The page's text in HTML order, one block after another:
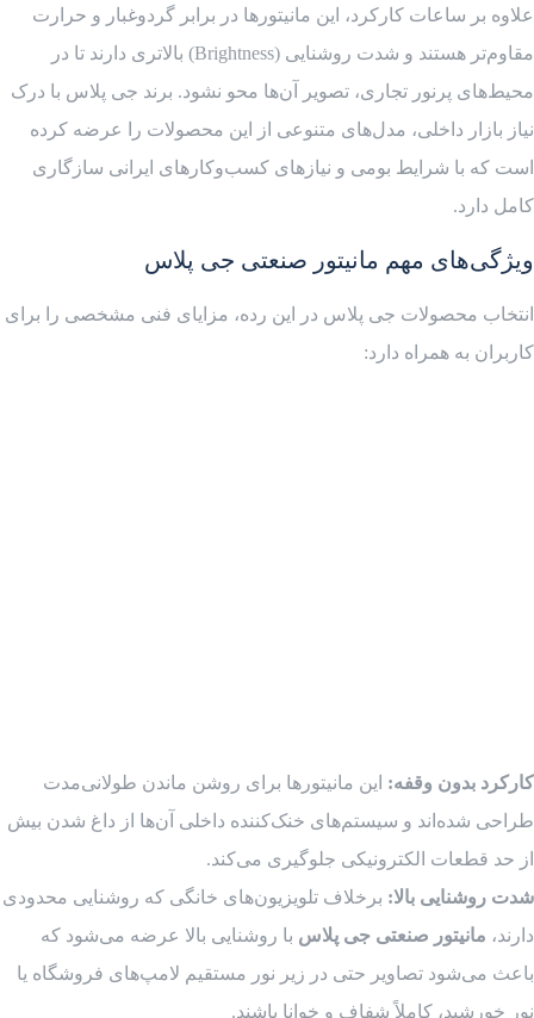
علاوه بر ساعات کارکرد، این مانیتورها در برابر گردوغبار و حرارت
مقاوم‌تر هستند و شدت روشنایی (Brightness) بالاتری دارند تا در
محیط‌های پرنور تجاری، تصویر آن‌ها محو نشود. برند جی پلاس با درک
نیاز بازار داخلی، مدل‌های متنوعی از این محصولات را عرضه کرده
است که با شرایط بومی و نیازهای کسب‌وکارهای ایرانی سازگاری
کامل دارد.
ویژگی‌های مهم مانیتور صنعتی جی پلاس
انتخاب محصولات جی پلاس در این رده، مزایای فنی مشخصی را برای
کاربران به همراه دارد:
کارکرد بدون وقفه: این مانیتورها برای روشن ماندن طولانی‌مدت
طراحی شده‌اند و سیستم‌های خنک‌کننده داخلی آن‌ها از داغ شدن بیش
از حد قطعات الکترونیکی جلوگیری می‌کند.
شدت روشنایی بالا: برخلاف تلویزیون‌های خانگی که روشنایی محدودی
دارند، مانیتور صنعتی جی پلاس با روشنایی بالا عرضه می‌شود که
باعث می‌شود تصاویر حتی در زیر نور مستقیم لامپ‌های فروشگاه یا
نور خورشید، کاملاً شفاف و خوانا باشند.